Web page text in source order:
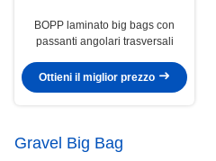
BOPP laminato big bags con
passanti angolari trasversali
Ottieni il miglior prezzo
Gravel Big Bag